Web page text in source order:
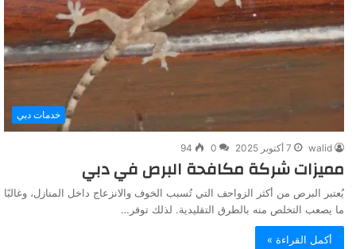
خدمات دبي
walid 7 أكتوبر 2025 0
94
مميزات شركة مكافحة البرص في دبي
يُعتبر البرص من أكثر الزواحف التي تُسبب الخوف والانزعاج داخل المنازل، وغالبًا
ما يصعب التخلص منه بالطرق التقليدية. لذلك توفر…
أكمل القراءة »